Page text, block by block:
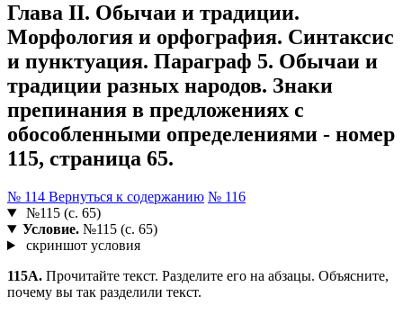
Глава II. Обычаи и традиции.
Морфология и орфография. Синтаксис
и пунктуация. Параграф 5. Обычаи и
традиции разных народов. Знаки
препинания в предложениях с
обособленными определениями - номер
115, страница 65.
№ 114 Вернуться к содержанию № 116
№115 (с. 65)
Условие.№115 (с. 65)
скриншот условия
115А. Прочитайте текст. Разделите его на абзацы. Объясните,
почему вы так разделили текст.